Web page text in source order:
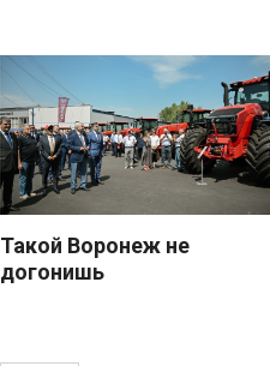
Такой Воронеж не
догонишь